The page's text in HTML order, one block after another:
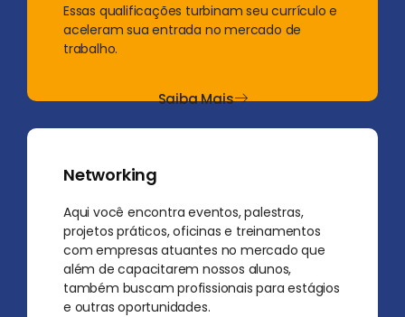
Essas qualificações turbinam seu currículo e
aceleram sua entrada no mercado de
trabalho.
Saiba Mais
Networking
Aqui você encontra eventos, palestras,
projetos práticos, oficinas e treinamentos
com empresas atuantes no mercado que
além de capacitarem nossos alunos,
também buscam profissionais para estágios
e outras oportunidades.